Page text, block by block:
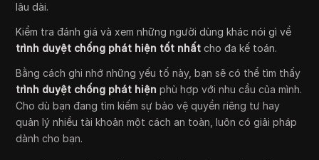
lâu dài.
Kiểm tra đánh giá và xem những người dùng khác nói gì về
trình duyệt chống phát hiện tốt nhất cho đa kế toán.
Bằng cách ghi nhớ những yếu tố này, bạn sẽ có thể tìm thấy
trình duyệt chống phát hiện phù hợp với nhu cầu của mình.
Cho dù bạn đang tìm kiếm sự bảo vệ quyền riêng tư hay
quản lý nhiều tài khoản một cách an toàn, luôn có giải pháp
dành cho bạn.